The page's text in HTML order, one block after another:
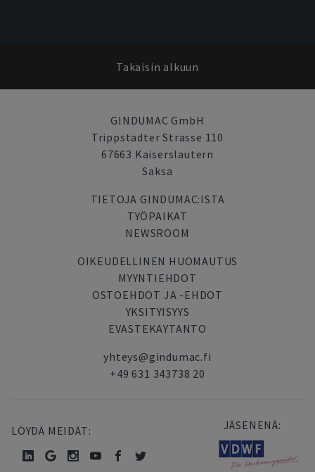
Takaisin alkuun
GINDUMAC GmbH
Trippstadter Strasse 110
67663 Kaiserslautern
Saksa
TIETOJA GINDUMAC:ISTA
TYÖPAIKAT
NEWSROOM
OIKEUDELLINEN HUOMAUTUS
MYYNTIEHDOT
OSTOEHDOT JA -EHDOT
YKSITYISYYS
EVASTEKAYTANTO
yhteys@gindumac.fi
+49 631 343738 20
LÖYDÄ MEIDÄT: JÄSENENÄ: